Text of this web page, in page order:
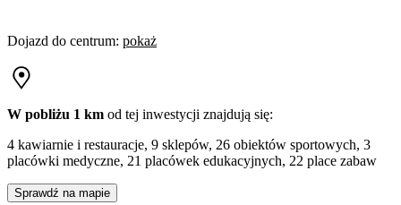
Dojazd do centrum: pokaż
W pobliżu 1 km od tej inwestycji znajdują się:
4 kawiarnie i restauracje, 9 sklepów, 26 obiektów sportowych, 3
placówki medyczne, 21 placówek edukacyjnych, 22 place zabaw
Sprawdź na mapie